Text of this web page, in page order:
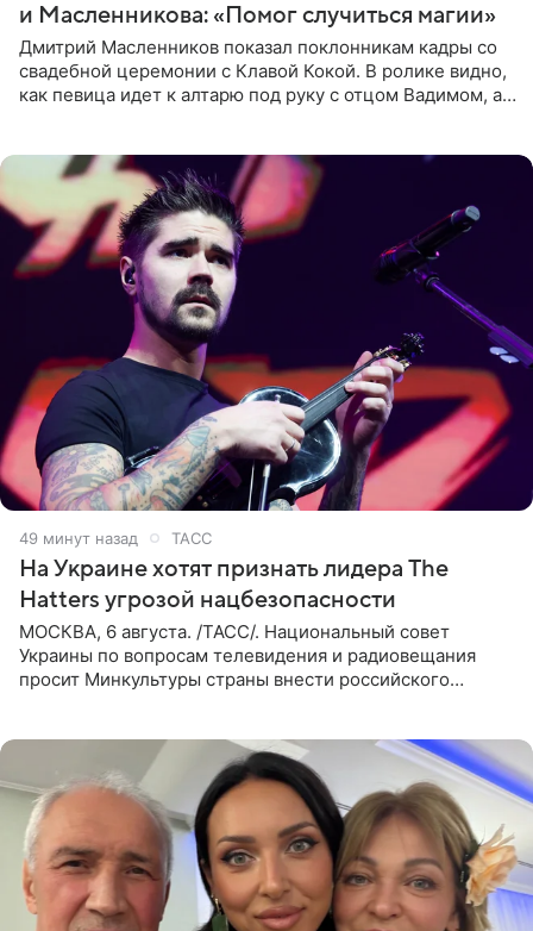
и Масленникова: «Помог случиться магии»
Дмитрий Масленников показал поклонникам кадры со
свадебной церемонии с Клавой Кокой. В ролике видно,
как певица идет к алтарю под руку с отцом Вадимом, а у
49 минут назад ТАСС
На Украине хотят признать лидера The
Hatters угрозой нацбезопасности
МОСКВА, 6 августа. /ТАСС/. Национальный совет
Украины по вопросам телевидения и радиовещания
просит Минкультуры страны внести российского